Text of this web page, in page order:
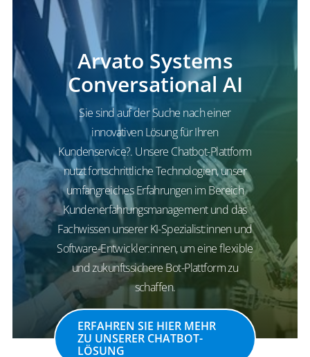
Arvato Systems
Conversational AI
Sie sind auf der Suche nach einer
innovativen Lösung für Ihren
Kundenservice?. Unsere Chatbot-Plattform
nutzt fortschrittliche Technologien, unser
umfangreiches Erfahrungen im Bereich
Kundenerfahrungsmanagement und das
Fachwissen unserer KI-Spezialist:innen und
Software-Entwickler:innen, um eine flexible
und zukunftssichere Bot-Plattform zu
schaffen.
ERFAHREN SIE HIER MEHR
ZU UNSERER CHATBOT-
LÖSUNG